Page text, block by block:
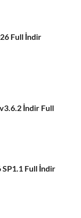
Full İndir
İndir Full
Full İndir